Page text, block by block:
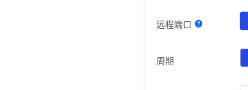
远程端口
周期